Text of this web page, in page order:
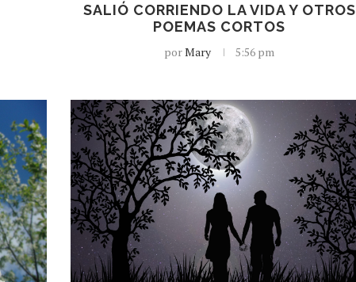
SALIÓ CORRIENDO LA VIDA Y OTROS
POEMAS CORTOS
porMary 5:56 pm